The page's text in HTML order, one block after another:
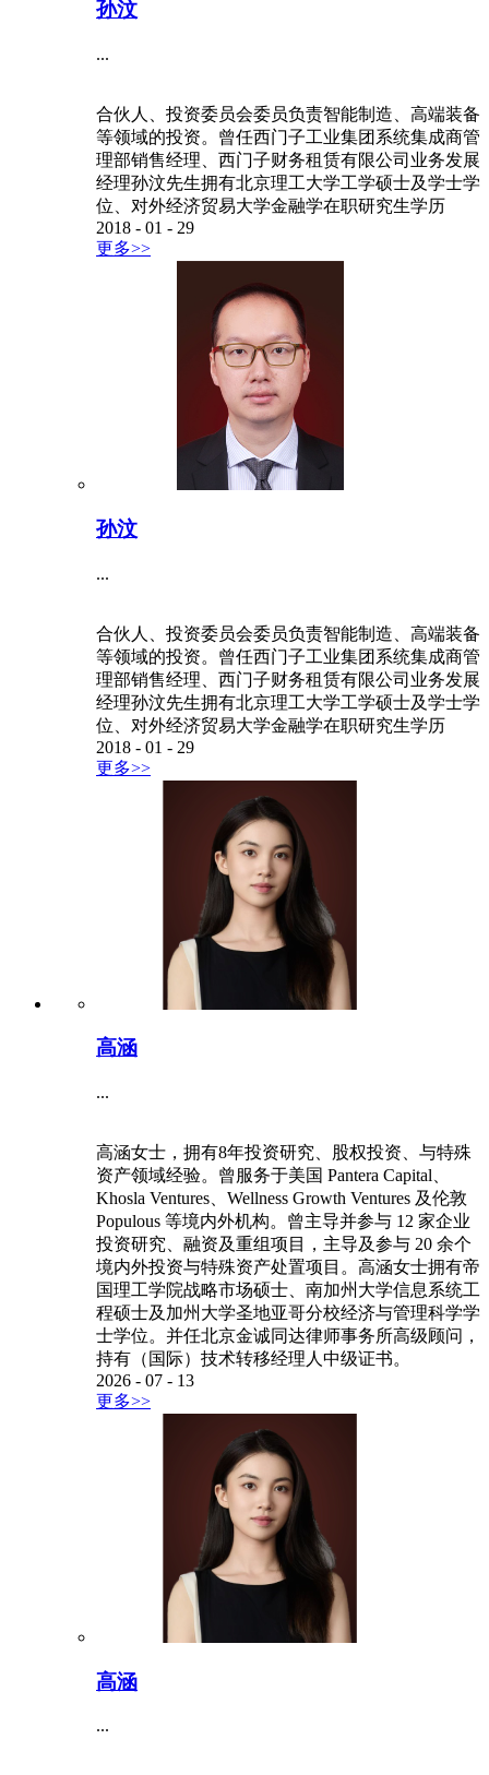
孙汶
...
合伙人、投资委员会委员负责智能制造、高端装备
等领域的投资。曾任西门子工业集团系统集成商管
理部销售经理、西门子财务租赁有限公司业务发展
经理孙汶先生拥有北京理工大学工学硕士及学士学
位、对外经济贸易大学金融学在职研究生学历
2018 - 01 - 29
更多>>
孙汶
...
合伙人、投资委员会委员负责智能制造、高端装备
等领域的投资。曾任西门子工业集团系统集成商管
理部销售经理、西门子财务租赁有限公司业务发展
经理孙汶先生拥有北京理工大学工学硕士及学士学
位、对外经济贸易大学金融学在职研究生学历
2018 - 01 - 29
更多>>
高涵
...
高涵女士，拥有8年投资研究、股权投资、与特殊
资产领域经验。曾服务于美国 Pantera Capital、
Khosla Ventures、Wellness Growth Ventures 及伦敦
Populous 等境内外机构。曾主导并参与 12 家企业
投资研究、融资及重组项目，主导及参与 20 余个
境内外投资与特殊资产处置项目。高涵女士拥有帝
国理工学院战略市场硕士、南加州大学信息系统工
程硕士及加州大学圣地亚哥分校经济与管理科学学
士学位。并任北京金诚同达律师事务所高级顾问，
持有（国际）技术转移经理人中级证书。
2026 - 07 - 13
更多>>
高涵
...